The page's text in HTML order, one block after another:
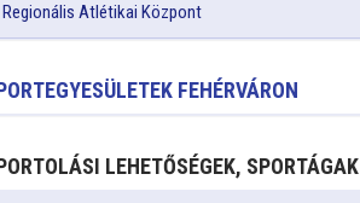
Regionális Atlétikai Központ
FEHÉRVÁRON
LEHETŐSÉGEK, SPORTÁGAK